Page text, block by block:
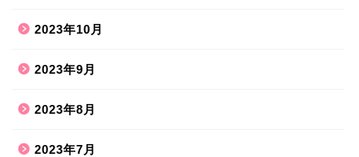
2023年10月
2023年9月
2023年8月
2023年7月